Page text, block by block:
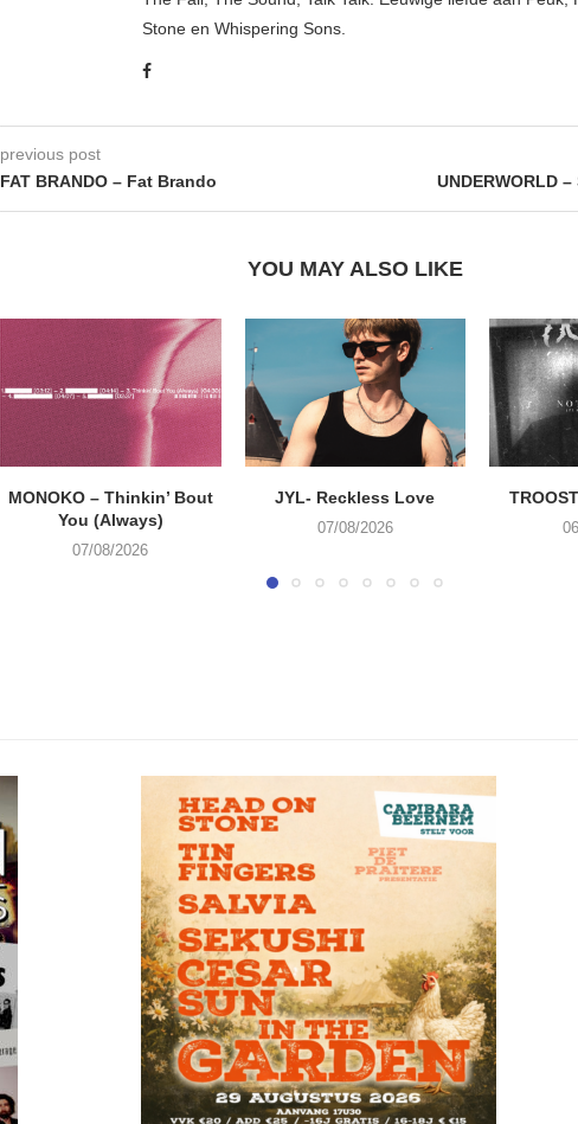
Stone en Whispering Sons.
previous post
FAT BRANDO – Fat Brando
UNDERWORLD
YOU MAY ALSO LIKE
MONOKO – Thinkin’ Bout
You (Always)
07/08/2026
JYL- Reckless Love
07/08/2026